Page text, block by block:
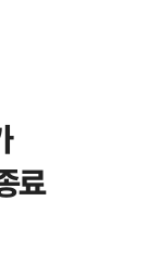
료